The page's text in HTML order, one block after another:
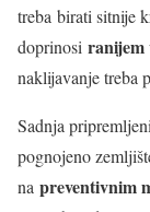
treba birati sitnije
doprinosi ranijem
naklijavanje treba
Sadnja
pognojeno
na preventivnim